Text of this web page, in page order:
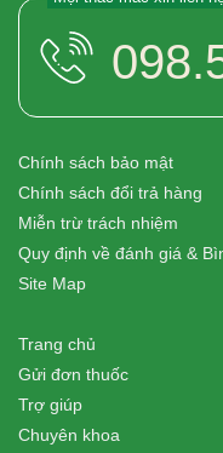
Chính sách bảo mật
Chính sách đổi trả hàng
Miễn trừ trách nhiệm
Quy định về đánh giá &
Site Map
Trang chủ
Gửi đơn thuốc
Trợ giúp
Chuyên khoa